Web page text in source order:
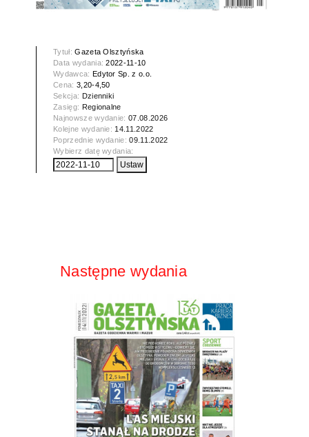
Tytuł:Gazeta Olsztyńska
Data wydania:2022-11-10
Wydawca: Edytor Sp. z o.o.
Cena: 3,20-4,50
Sekcja: Dzienniki
Zasięg: Regionalne
Najnowsze wydanie:07.08.2026
Kolejne wydanie: 14.11.2022
Poprzednie wydanie:09.11.2022
Wybierz datę wydania:
Następne wydania